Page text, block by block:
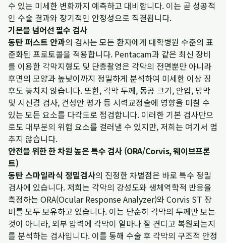
수 있는 미세한 변화까지 예측하고 대비합니다. 이는 곧 성공적
인 수술 결과와 장기적인 안정성으로 직결됩니다.
기본을 넘어선 필수 검사
동탄 퍼스트 안과의 검사는 모든 환자에게 대학병원 수준의 표
준화된 프로토콜을 적용합니다. Pentacam과 같은 최신 장비
를 이용한 각막지형도 및 단층촬영은 각막의 전면뿐만 아니라
후면의 모양과 높낮이까지 정밀하게 분석하여 미세한 이상 징
후도 놓치지 않습니다. 또한, 각막 두께, 동공 크기, 안압, 망막
및 시신경 검사, 건성안 평가 등 시력교정술에 영향을 미칠 수
있는 모든 요소를 다각도로 점검합니다. 이러한 기본 검사만으
로도 대부분의 위험 요소를 걸러낼 수 있지만, 저희는 여기서 멈
추지 않습니다.
안전을 위한 한 차원 높은 특수 검사 (ORA/Corvis, 웨이브프론
트)
동탄 스마일라식 정밀검사의 진정한 차별점은 바로 특수 정밀
검사에 있습니다. 저희는 각막의 강성도와 생체역학적 반응을
측정하는 ORA(Ocular Response Analyzer)와 Corvis ST 장
비를 모두 보유하고 있습니다. 이는 단순히 각막의 두께만 보는
것이 아니라, 외부 압력에 각막이 얼마나 잘 견디고 복원되는지
를 분석하는 검사입니다. 이를 통해 수술 후 각막의 구조적 안정